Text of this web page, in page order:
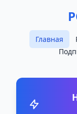
Главная